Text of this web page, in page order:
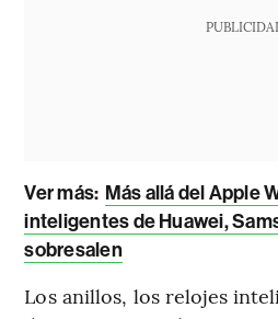
Ver más: Más allá del Apple
inteligentes de Huawei,
sobresalen
Los anillos, los relojes